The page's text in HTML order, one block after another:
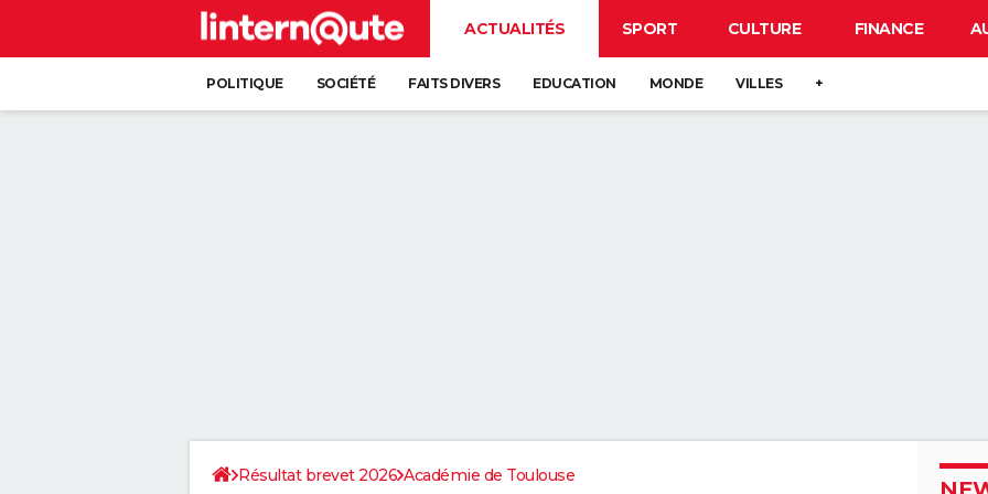
ACTUALITÉS SPORT CULTURE FINANCE
POLITIQUE SOCIÉTÉ FAITS DIVERS EDUCATION MONDE VILLES +
Résultat brevet 2026 Académie de Toulouse